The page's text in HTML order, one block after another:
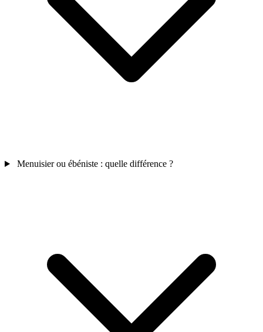
Menuisier ou ébéniste : quelle différence ?